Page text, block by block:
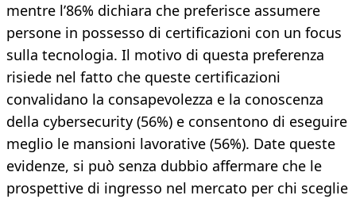
mentre l’86% dichiara che preferisce assumere
persone in possesso di certificazioni con un focus
sulla tecnologia. Il motivo di questa preferenza
risiede nel fatto che queste certificazioni
convalidano la consapevolezza e la conoscenza
della cybersecurity (56%) e consentono di eseguire
meglio le mansioni lavorative (56%). Date queste
evidenze, si può senza dubbio affermare che le
prospettive di ingresso nel mercato per chi sceglie